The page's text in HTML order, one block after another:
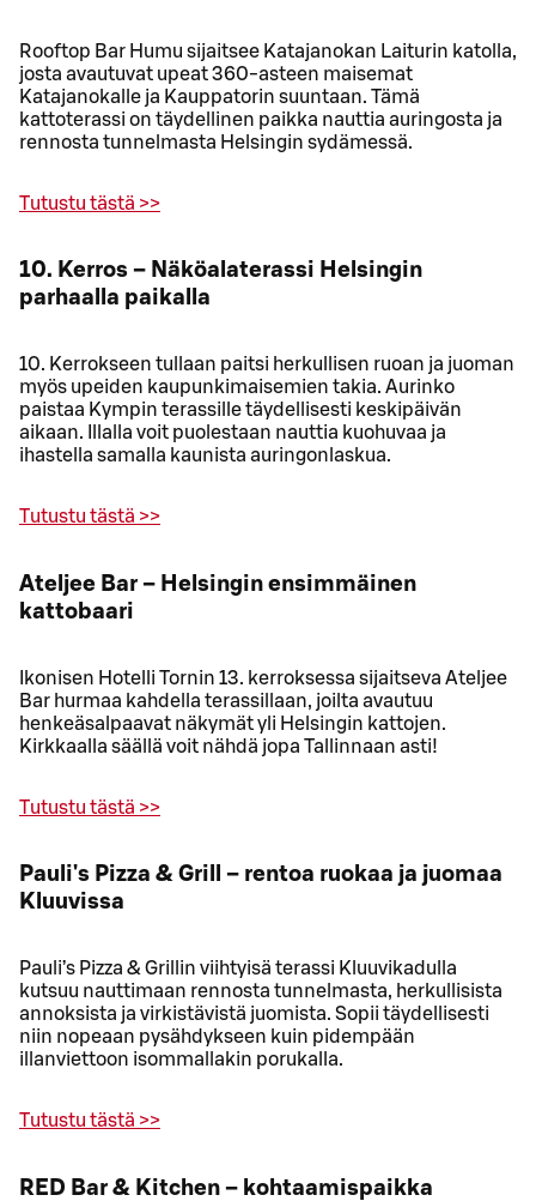
Rooftop Bar Humu sijaitsee Katajanokan Laiturin katolla,
josta avautuvat upeat 360-asteen maisemat
Katajanokalle ja Kauppatorin suuntaan. Tämä
kattoterassi on täydellinen paikka nauttia auringosta ja
rennosta tunnelmasta Helsingin sydämessä.
Tutustu tästä >>
10. Kerros – Näköalaterassi Helsingin
parhaalla paikalla
10. Kerrokseen tullaan paitsi herkullisen ruoan ja juoman
myös upeiden kaupunkimaisemien takia. Aurinko
paistaa Kympin terassille täydellisesti keskipäivän
aikaan. Illalla voit puolestaan nauttia kuohuvaa ja
ihastella samalla kaunista auringonlaskua.
Tutustu tästä >>
Ateljee Bar – Helsingin ensimmäinen
kattobaari
Ikonisen Hotelli Tornin 13. kerroksessa sijaitseva Ateljee
Bar hurmaa kahdella terassillaan, joilta avautuu
henkeäsalpaavat näkymät yli Helsingin kattojen.
Kirkkaalla säällä voit nähdä jopa Tallinnaan asti!
Tutustu tästä >>
Pauli's Pizza & Grill – rentoa ruokaa ja juomaa
Kluuvissa
Pauli’s Pizza & Grillin viihtyisä terassi Kluuvikadulla
kutsuu nauttimaan rennosta tunnelmasta, herkullisista
annoksista ja virkistävistä juomista. Sopii täydellisesti
niin nopeaan pysähdykseen kuin pidempään
illanviettoon isommallakin porukalla.
Tutustu tästä >>
RED Bar & Kitchen – kohtaamispaikka